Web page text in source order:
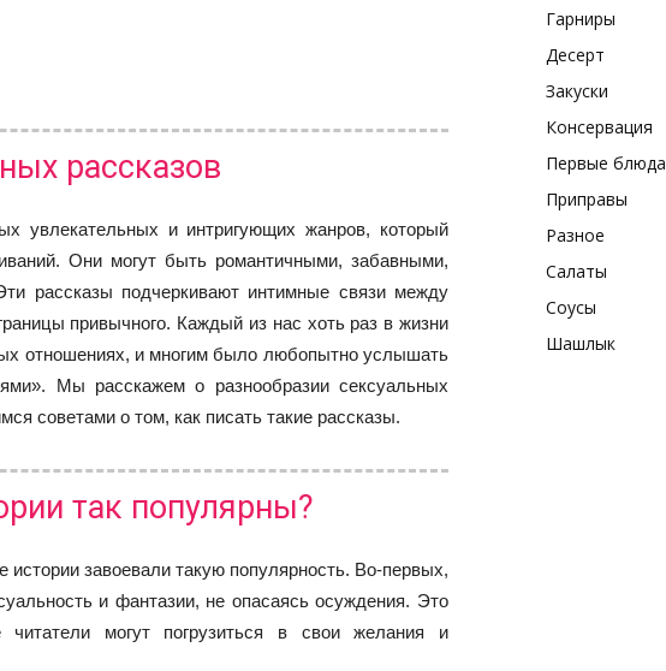
рассказов
увлекательных и интригующих жанров, который
Они могут быть романтичными, забавными,
рассказы подчеркивают интимные связи между
привычного. Каждый из нас хоть раз в жизни
отношениях, и многим было любопытно услышать
Мы расскажем о разнообразии сексуальных
советами о том, как писать такие рассказы.
так популярны?
истории завоевали такую популярность. Во-первых,
и фантазии, не опасаясь осуждения. Это
читатели могут погрузиться в свои желания и
Гарниры
Десерт
Закуски
Консервация
Первые блюда
Приправы
Разное
Салаты
Соусы
Шашлык